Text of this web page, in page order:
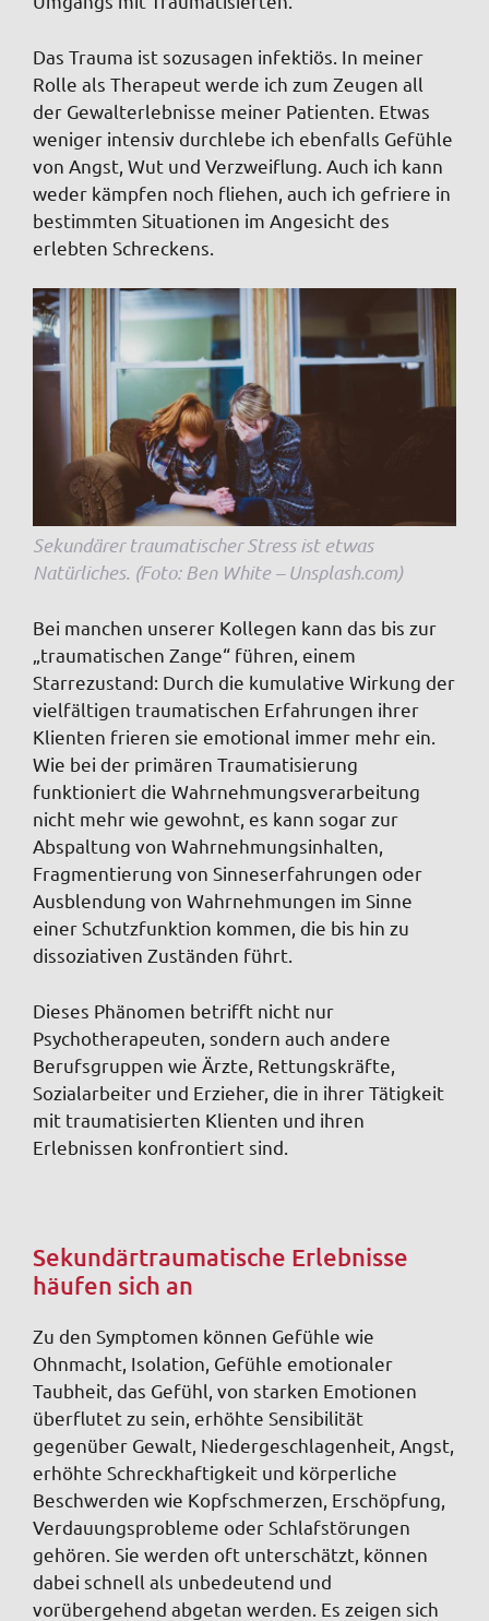
Das Trauma ist sozusagen infektiös. In meiner
Rolle als Therapeut werde ich zum Zeugen all
der Gewalterlebnisse meiner Patienten. Etwas
weniger intensiv durchlebe ich ebenfalls Gefühle
von Angst, Wut und Verzweiflung. Auch ich kann
weder kämpfen noch fliehen, auch ich gefriere in
bestimmten Situationen im Angesicht des
erlebten Schreckens.
Sekundärer traumatischer Stress ist etwas
Natürliches. (Foto: Ben White – Unsplash.com)
Bei manchen unserer Kollegen kann das bis zur
„traumatischen Zange“ führen, einem
Starrezustand: Durch die kumulative Wirkung der
vielfältigen traumatischen Erfahrungen ihrer
Klienten frieren sie emotional immer mehr ein.
Wie bei der primären Traumatisierung
funktioniert die Wahrnehmungsverarbeitung
nicht mehr wie gewohnt, es kann sogar zur
Abspaltung von Wahrnehmungsinhalten,
Fragmentierung von Sinneserfahrungen oder
Ausblendung von Wahrnehmungen im Sinne
einer Schutzfunktion kommen, die bis hin zu
dissoziativen Zuständen führt.
Dieses Phänomen betrifft nicht nur
Psychotherapeuten, sondern auch andere
Berufsgruppen wie Ärzte, Rettungskräfte,
Sozialarbeiter und Erzieher, die in ihrer Tätigkeit
mit traumatisierten Klienten und ihren
Erlebnissen konfrontiert sind.
Sekundärtraumatische Erlebnisse
häufen sich an
Zu den Symptomen können Gefühle wie
Ohnmacht, Isolation, Gefühle emotionaler
Taubheit, das Gefühl, von starken Emotionen
überflutet zu sein, erhöhte Sensibilität
gegenüber Gewalt, Niedergeschlagenheit, Angst,
erhöhte Schreckhaftigkeit und körperliche
Beschwerden wie Kopfschmerzen, Erschöpfung,
Verdauungsprobleme oder Schlafstörungen
gehören. Sie werden oft unterschätzt, können
dabei schnell als unbedeutend und
vorübergehend abgetan werden. Es zeigen sich